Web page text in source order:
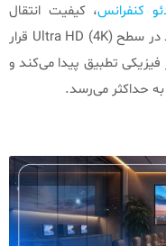
کنفرانس، کیفیت انتقال
تصویر و صدا است. زمانی که کیفیت ارتباط در سطح Ultra HD (4K) قرار
تطبیق پیدا می‌کند و
به حداکثر می‌رسد.